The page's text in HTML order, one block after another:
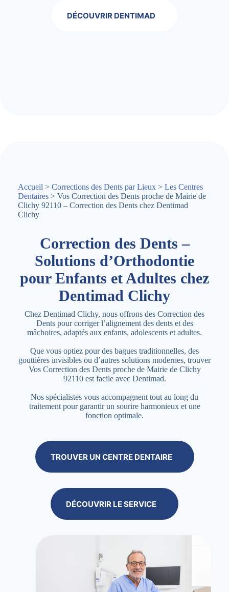
DÉCOUVRIR DENTIMAD
Accueil > Corrections des Dents par Lieux > Les Centres
Dentaires > Vos Correction des Dents proche de Mairie de
Clichy 92110 – Correction des Dents chez Dentimad
Clichy
Correction des Dents –
Solutions d’Orthodontie
pour Enfants et Adultes chez
Dentimad Clichy
Chez Dentimad Clichy, nous offrons des Correction des
Dents pour corriger l’alignement des dents et des
mâchoires, adaptés aux enfants, adolescents et adultes.
Que vous optiez pour des bagues traditionnelles, des
gouttières invisibles ou d’autres solutions modernes, trouver
Vos Correction des Dents proche de Mairie de Clichy
92110 est facile avec Dentimad.
Nos spécialistes vous accompagnent tout au long du
traitement pour garantir un sourire harmonieux et une
fonction optimale.
TROUVER UN CENTRE DENTAIRE
DÉCOUVRIR LE SERVICE